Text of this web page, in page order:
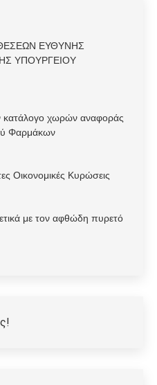
ΕΥΘΥΝΗΣ
ΥΠΟΥΡΓΕΙΟΥ
κατάλογο χωρών αναφοράς
Φαρμάκων
Οικονομικές Κυρώσεις
με τον αφθώδη πυρετό